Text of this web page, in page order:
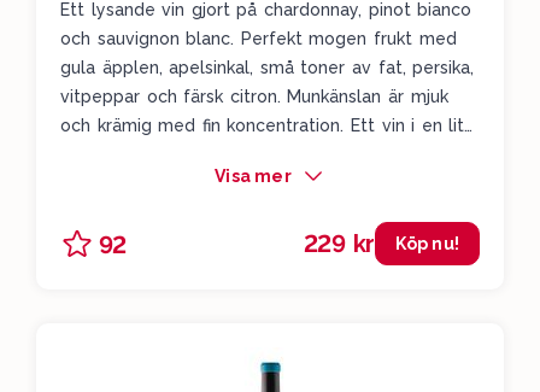
Ett lysande vin gjort på chardonnay, pinot bianco
och sauvignon blanc. Perfekt mogen frukt med
gula äpplen, apelsinkal, små toner av fat, persika,
vitpeppar och färsk citron. Munkänslan är mjuk
och krämig med fin koncentration. Ett vin i en lite
Visa mer
92 229 kr Köp nu!